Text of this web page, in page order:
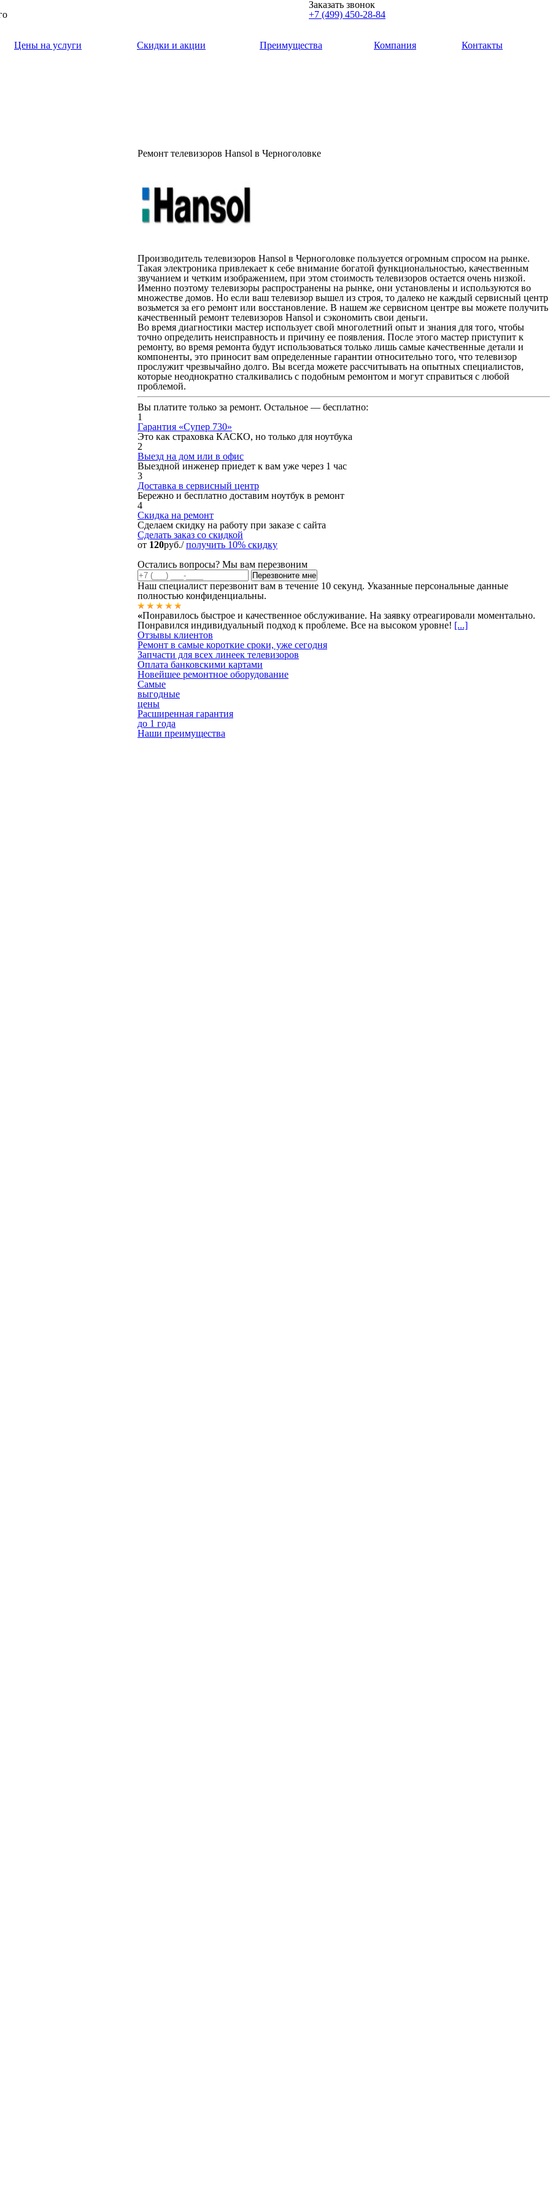
Заказать звонок
+7 (499) 450-28-84
Цены на услуги Скидки и акции Преимущества Компания Контакты
Ремонт телевизоров Hansol в Черноголовке
Производитель телевизоров Hansol в Черноголовке пользуется огромным спросом на рынке.
Такая электроника привлекает к себе внимание богатой функциональностью, качественным
звучанием и четким изображением, при этом стоимость телевизоров остается очень низкой.
Именно поэтому телевизоры распространены на рынке, они установлены и используются во
множестве домов. Но если ваш телевизор вышел из строя, то далеко не каждый сервисный центр
возьмется за его ремонт или восстановление. В нашем же сервисном центре вы можете получить
качественный ремонт телевизоров Hansol и сэкономить свои деньги.
Во время диагностики мастер использует свой многолетний опыт и знания для того, чтобы
точно определить неисправность и причину ее появления. После этого мастер приступит к
ремонту, во время ремонта будут использоваться только лишь самые качественные детали и
компоненты, это приносит вам определенные гарантии относительно того, что телевизор
прослужит чрезвычайно долго. Вы всегда можете рассчитывать на опытных специалистов,
которые неоднократно сталкивались с подобным ремонтом и могут справиться с любой
проблемой.
Вы платите только за ремонт. Остальное — бесплатно:
1
Гарантия «Супер 730»
Это как страховка КАСКО, но только для ноутбука
2
Выезд на дом или в офис
Выездной инженер приедет к вам уже через 1 час
3
Доставка в сервисный центр
Бережно и бесплатно доставим ноутбук в ремонт
4
Скидка на ремонт
Сделаем скидку на работу при заказе с сайта
Сделать заказ со скидкой
от 120руб./получить 10% скидку
Остались вопросы? Мы вам перезвоним
Наш специалист перезвонит вам в течение 10 секунд. Указанные персональные данные
полностью конфиденциальны.
«Понравилось быстрое и качественное обслуживание. На заявку отреагировали моментально.
Понравился индивидуальный подход к проблеме. Все на высоком уровне! [...]
Отзывы клиентов
Ремонт в самые короткие сроки, уже сегодня
Запчасти для всех линеек телевизоров
Оплата банковскими картами
Новейшее ремонтное оборудование
Самые
выгодные
цены
Расширенная гарантия
до 1 года
Наши преимущества